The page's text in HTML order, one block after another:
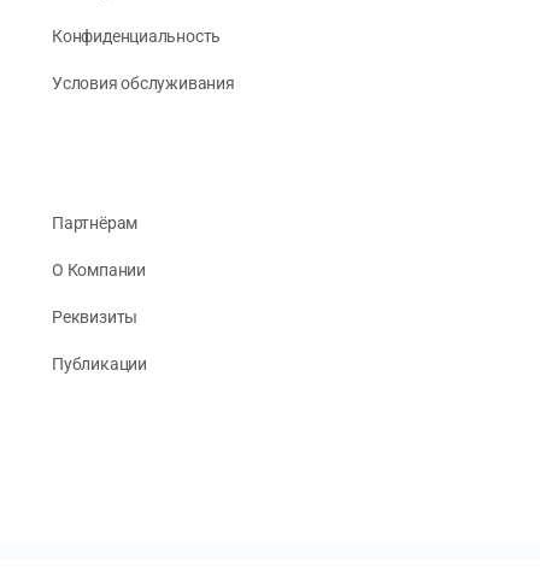
Конфиденциальность
Условия обслуживания
Партнёрам
О Компании
Реквизиты
Публикации